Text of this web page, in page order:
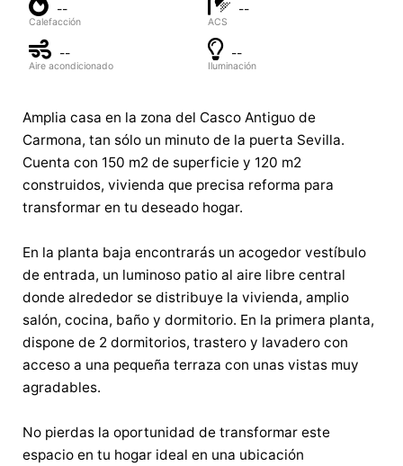
--
Calefacción
--
ACS
--
Aire acondicionado
--
Iluminación
Amplia casa en la zona del Casco Antiguo de
Carmona, tan sólo un minuto de la puerta Sevilla.
Cuenta con 150 m2 de superficie y 120 m2
construidos, vivienda que precisa reforma para
transformar en tu deseado hogar.
En la planta baja encontrarás un acogedor vestíbulo
de entrada, un luminoso patio al aire libre central
donde alrededor se distribuye la vivienda, amplio
salón, cocina, baño y dormitorio. En la primera planta,
dispone de 2 dormitorios, trastero y lavadero con
acceso a una pequeña terraza con unas vistas muy
agradables.
No pierdas la oportunidad de transformar este
espacio en tu hogar ideal en una ubicación